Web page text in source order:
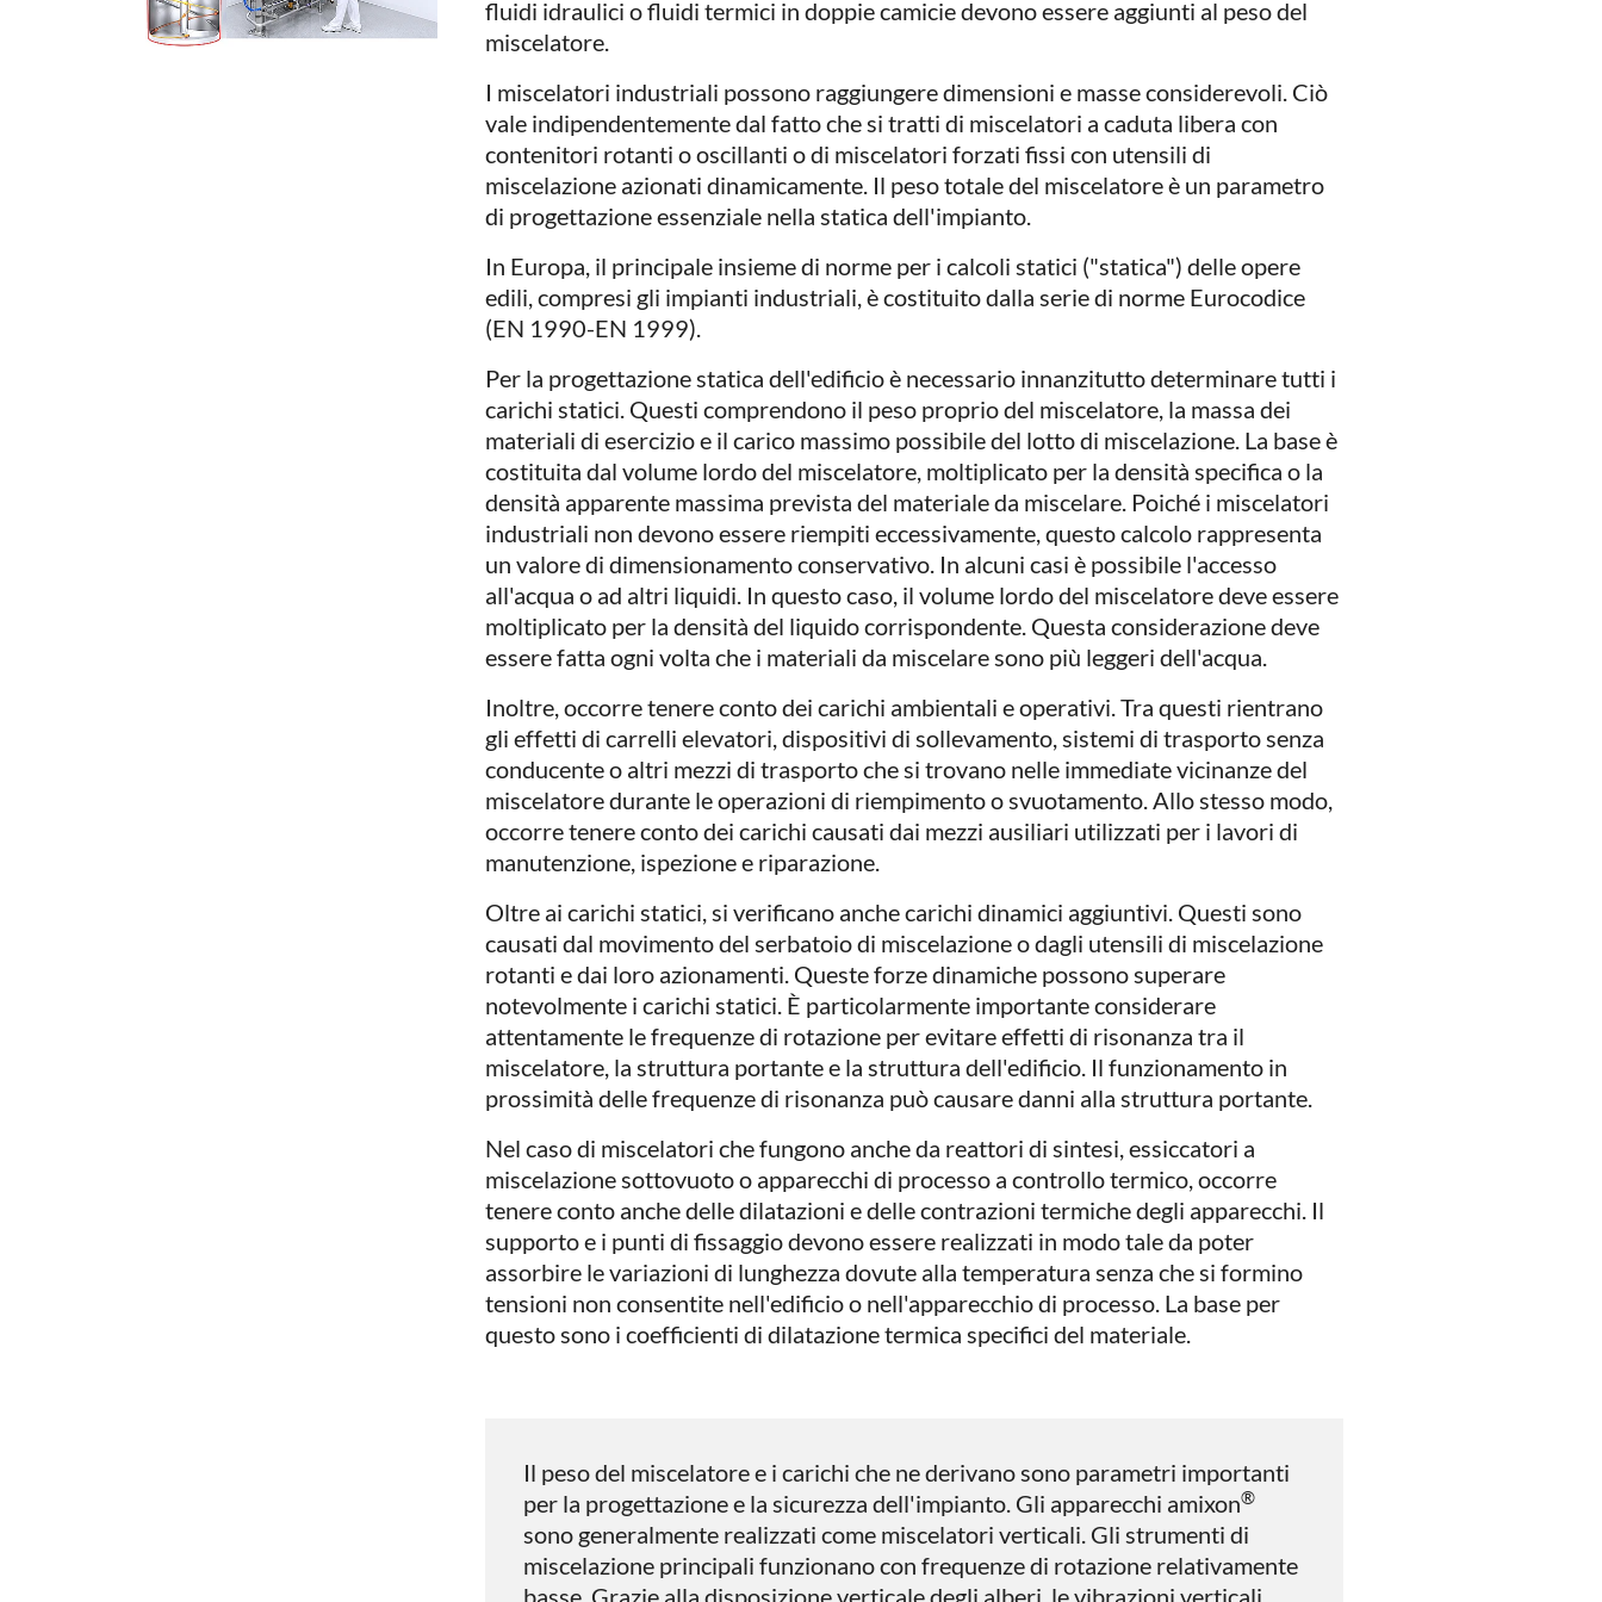
fluidi idraulici o fluidi termici in doppie camicie devono essere aggiunti al peso del
miscelatore.
I miscelatori industriali possono raggiungere dimensioni e masse considerevoli. Ciò
vale indipendentemente dal fatto che si tratti di miscelatori a caduta libera con
contenitori rotanti o oscillanti o di miscelatori forzati fissi con utensili di
miscelazione azionati dinamicamente. Il peso totale del miscelatore è un parametro
di progettazione essenziale nella statica dell'impianto.
In Europa, il principale insieme di norme per i calcoli statici ("statica") delle opere
edili, compresi gli impianti industriali, è costituito dalla serie di norme Eurocodice
(EN 1990-EN 1999).
Per la progettazione statica dell'edificio è necessario innanzitutto determinare tutti i
carichi statici. Questi comprendono il peso proprio del miscelatore, la massa dei
materiali di esercizio e il carico massimo possibile del lotto di miscelazione. La base è
costituita dal volume lordo del miscelatore, moltiplicato per la densità specifica o la
densità apparente massima prevista del materiale da miscelare. Poiché i miscelatori
industriali non devono essere riempiti eccessivamente, questo calcolo rappresenta
un valore di dimensionamento conservativo. In alcuni casi è possibile l'accesso
all'acqua o ad altri liquidi. In questo caso, il volume lordo del miscelatore deve essere
moltiplicato per la densità del liquido corrispondente. Questa considerazione deve
essere fatta ogni volta che i materiali da miscelare sono più leggeri dell'acqua.
Inoltre, occorre tenere conto dei carichi ambientali e operativi. Tra questi rientrano
gli effetti di carrelli elevatori, dispositivi di sollevamento, sistemi di trasporto senza
conducente o altri mezzi di trasporto che si trovano nelle immediate vicinanze del
miscelatore durante le operazioni di riempimento o svuotamento. Allo stesso modo,
occorre tenere conto dei carichi causati dai mezzi ausiliari utilizzati per i lavori di
manutenzione, ispezione e riparazione.
Oltre ai carichi statici, si verificano anche carichi dinamici aggiuntivi. Questi sono
causati dal movimento del serbatoio di miscelazione o dagli utensili di miscelazione
rotanti e dai loro azionamenti. Queste forze dinamiche possono superare
notevolmente i carichi statici. È particolarmente importante considerare
attentamente le frequenze di rotazione per evitare effetti di risonanza tra il
miscelatore, la struttura portante e la struttura dell'edificio. Il funzionamento in
prossimità delle frequenze di risonanza può causare danni alla struttura portante.
Nel caso di miscelatori che fungono anche da reattori di sintesi, essiccatori a
miscelazione sottovuoto o apparecchi di processo a controllo termico, occorre
tenere conto anche delle dilatazioni e delle contrazioni termiche degli apparecchi. Il
supporto e i punti di fissaggio devono essere realizzati in modo tale da poter
assorbire le variazioni di lunghezza dovute alla temperatura senza che si formino
tensioni non consentite nell'edificio o nell'apparecchio di processo. La base per
questo sono i coefficienti di dilatazione termica specifici del materiale.
Il peso del miscelatore e i carichi che ne derivano sono parametri importanti
per la progettazione e la sicurezza dell'impianto. Gli apparecchi amixon®
sono generalmente realizzati come miscelatori verticali. Gli strumenti di
miscelazione principali funzionano con frequenze di rotazione relativamente
basse. Grazie alla disposizione verticale degli alberi, le vibrazioni verticali